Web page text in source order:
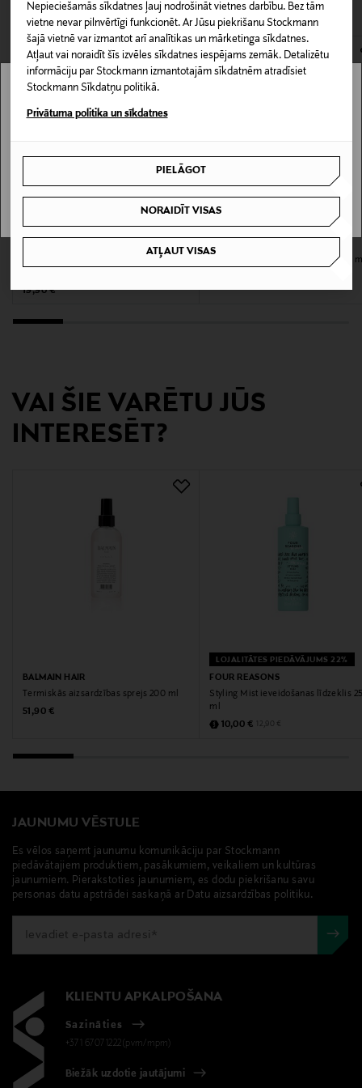
Nepieciešamās sīkdatnes ļauj nodrošināt vietnes darbību. Bez tām
vietne nevar pilnvērtīgi funkcionēt. Ar Jūsu piekrišanu Stockmann
šajā vietnē var izmantot arī analītikas un mārketinga sīkdatnes.
Atļaut vai noraidīt šīs izvēles sīkdatnes iespējams zemāk. Detalizētu
informāciju par Stockmann izmantotajām sīkdatnēm atradīsiet
Stockmann Sīkdatņu politikā.
Privātuma politika un sīkdatnes
PIELĀGOT
NORAIDĪT VISAS
ATĻAUT VISAS
Matu veidošanas līdzeklis
Izmērs
200 ml
Ražotāja daļas numurs
Ražotājs
Digitālā adrese
atvērts. Aizzīmogotiem kosmētikas un dabiskiem līdzekļiem,
kas tiek atdoti atpakaļ, ir jābūt to sākotnējā neatvērtajā
iepakojumā.
PREČU ATGRIEŠANAS POLITIKA
Fragrance Free Salt Spray sāls aerosols
Original Price
19,90 €
Termiskās aizsardzības sprejs 200
VAI ŠIE VARĒTU JŪS
INTERESĒT?
BALMAIN HAIR
Termiskās aizsardzības sprejs 200 ml
Original Price
51,90 €
LOJALITĀTES PIEDĀVĀJUMS 22%
FOUR REASONS
Styling Mist ieveidošanas līdzeklis
ml
Discounted Price
10,00 € Original Price
12,90 €
JAUNUMU VĒSTULE
Es vēlos saņemt jaunumu komunikāciju par Stockmann
piedāvātajiem produktiem, pasākumiem, veikaliem un kultūras
jaunumiem. Pierakstoties jaunumiem, es dodu piekrišanu savu
personas datu apstrādei saskaņā ar Datu aizsardzības politiku.
KLIENTU APKALPOŠANA
Sazināties
+371 67071222(pvm/mpm)
Biežāk uzdotie jautājumi
Stockmann nav pieejams tavā valstī.
I UNDERSTAND